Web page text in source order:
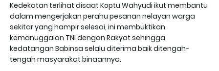
Kedekatan terlihat disaat Koptu Wahyudi ikut membantu
dalam mengerjakan perahu pesanan nelayan warga
sekitar yang hampir selesai, ini membuktikan
kemanuggalan TNI dengan Rakyat sehingga
kedatangan Babinsa selalu diterima baik ditengah-
tengah masyarakat binaannya.